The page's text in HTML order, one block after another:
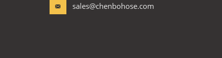
sales@chenbohose.com